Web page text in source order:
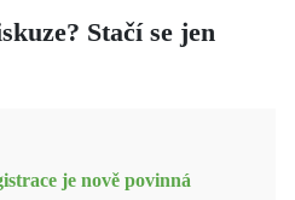
Stačí se jen
je nově povinná